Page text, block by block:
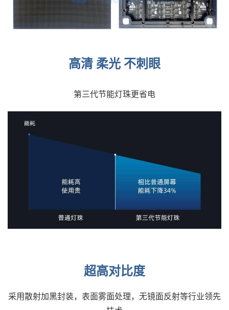
高清 柔光 不刺眼
第三代节能灯珠更省电
超高对比度
采用散射加黑封装，表面雾面处理，无镜面反射等行业领先